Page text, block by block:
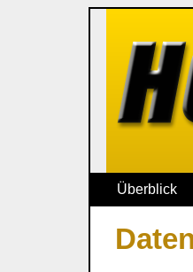
Überblick